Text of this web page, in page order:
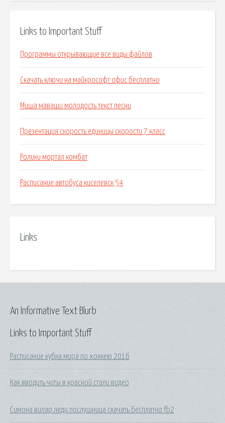
Links to Important Stuff
Программы открывающие все виды файлов
Скачать ключи на майкрософт офис бесплатно
Миша маваши молодость текст песни
Презентация скорость единицы скорости 7 класс
Ролики мортал комбат
Расписание автобуса киселевск 54
Links
Links to Important Stuff
Расписание кубка мира по хоккею 2016
Как вводить читы в красной стали видео
Симона вилар леди послушница скачать бесплатно fb2
An Informative Text Blurb